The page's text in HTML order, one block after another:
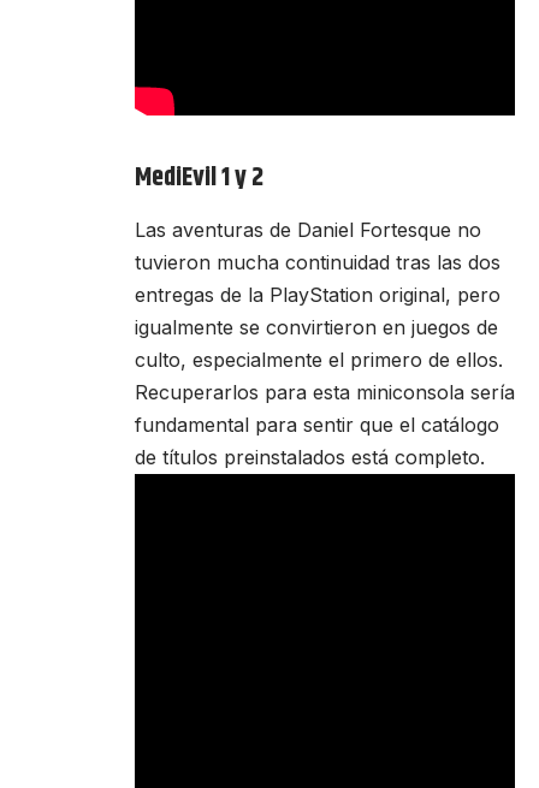
MediEvil 1 y 2
Las aventuras de Daniel Fortesque no
tuvieron mucha continuidad tras las dos
entregas de la PlayStation original, pero
igualmente se convirtieron en juegos de
culto, especialmente el primero de ellos.
Recuperarlos para esta miniconsola sería
fundamental para sentir que el catálogo
de títulos preinstalados está completo.